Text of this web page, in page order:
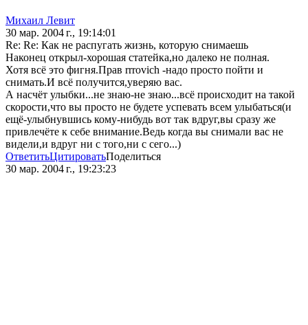
Михаил Левит
30 мар. 2004 г., 19:14:01
Re: Re: Как не распугать жизнь, которую снимаешь
Наконец открыл-хорошая статейка,но далеко не полная.
Хотя всё это фигня.Прав rrrovich -надо просто пойти и
снимать.И всё получится,уверяю вас.
А насчёт улыбки...не знаю-не знаю...всё происходит на такой
скорости,что вы просто не будете успевать всем улыбаться(и
ещё-улыбнувшись кому-нибудь вот так вдруг,вы сразу же
привлечёте к себе внимание.Ведь когда вы снимали вас не
видели,и вдруг ни с того,ни с сего...)
ОтветитьЦитироватьПоделиться
30 мар. 2004 г., 19:23:23